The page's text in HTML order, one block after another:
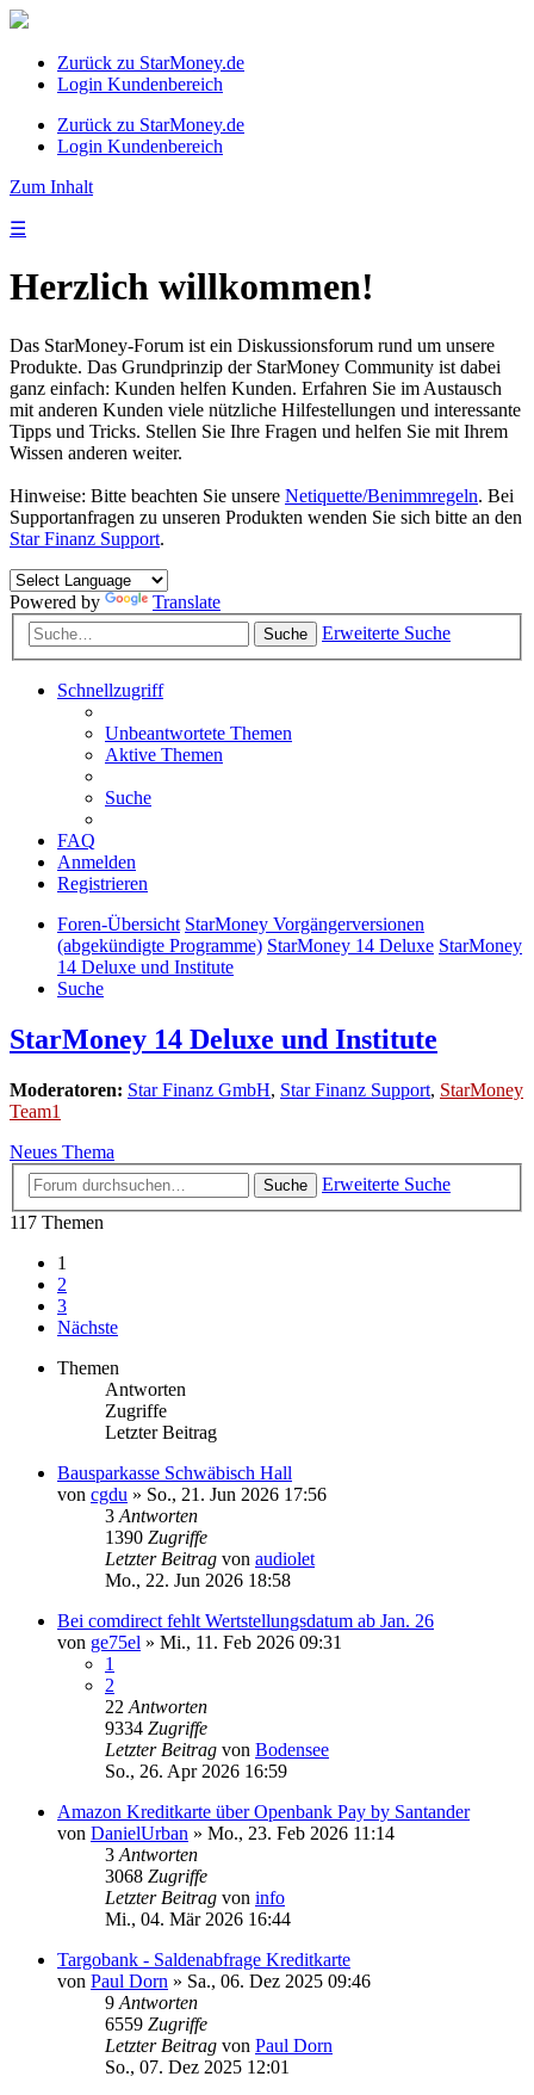
Zurück zu StarMoney.de
Login Kundenbereich
Zurück zu StarMoney.de
Login Kundenbereich
Zum Inhalt
☰
Herzlich willkommen!
Das StarMoney-Forum ist ein Diskussionsforum rund um unsere
Produkte. Das Grundprinzip der StarMoney Community ist dabei
ganz einfach: Kunden helfen Kunden. Erfahren Sie im Austausch
mit anderen Kunden viele nützliche Hilfestellungen und interessante
Tipps und Tricks. Stellen Sie Ihre Fragen und helfen Sie mit Ihrem
Wissen anderen weiter.
Hinweise: Bitte beachten Sie unsere Netiquette/Benimmregeln. Bei
Supportanfragen zu unseren Produkten wenden Sie sich bitte an den
Star Finanz Support.
Powered by Translate
Suche Erweiterte Suche
Schnellzugriff
Unbeantwortete Themen
Aktive Themen
Suche
FAQ
Anmelden
Registrieren
Foren-Übersicht StarMoney Vorgängerversionen
(abgekündigte Programme) StarMoney 14 Deluxe StarMoney
14 Deluxe und Institute
Suche
StarMoney 14 Deluxe und Institute
Moderatoren: Star Finanz GmbH, Star Finanz Support, StarMoney
Team1
Neues Thema
Suche
Erweiterte Suche
117 Themen
1
2
3
Nächste
Themen
Antworten
Zugriffe
Letzter Beitrag
Bausparkasse Schwäbisch Hall
von cgdu » So., 21. Jun 2026 17:56
3 Antworten
1390 Zugriffe
Letzter Beitrag von audiolet
Mo., 22. Jun 2026 18:58
Bei comdirect fehlt Wertstellungsdatum ab Jan. 26
von ge75el » Mi., 11. Feb 2026 09:31
1
2
22 Antworten
9334 Zugriffe
Letzter Beitrag von Bodensee
So., 26. Apr 2026 16:59
Amazon Kreditkarte über Openbank Pay by Santander
von DanielUrban » Mo., 23. Feb 2026 11:14
3 Antworten
3068 Zugriffe
Letzter Beitrag von info
Mi., 04. Mär 2026 16:44
Targobank - Saldenabfrage Kreditkarte
von Paul Dorn » Sa., 06. Dez 2025 09:46
9 Antworten
6559 Zugriffe
Letzter Beitrag von Paul Dorn
So., 07. Dez 2025 12:01